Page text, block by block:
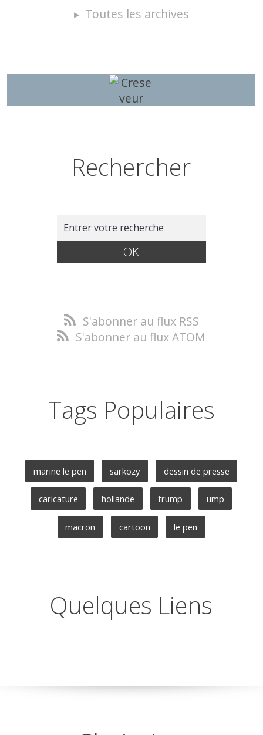
Toutes les archives
Rechercher
S'abonner au flux RSS
S'abonner au flux ATOM
Tags Populaires
marine le pen sarkozy dessin de presse
caricature hollande trump ump
macron cartoon le pen
Quelques Liens